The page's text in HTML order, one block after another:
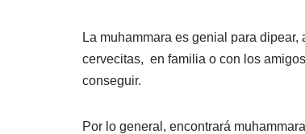
La muhammara es genial para
cervecitas, en familia o con los
conseguir.
Por lo general, encontrará